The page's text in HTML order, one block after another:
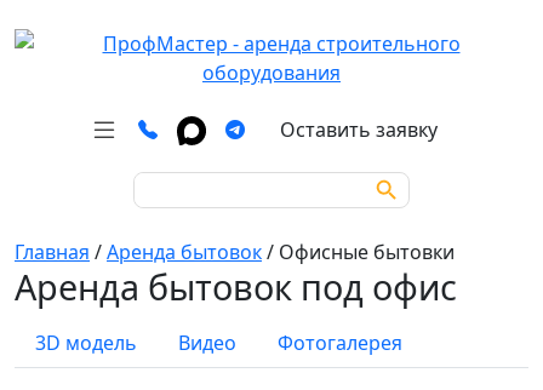
Search
for:
Search Button
Оставить заявку
Главная /Аренда бытовок/ Офисные бытовки
Аренда бытовок под офис
3D модель Видео Фотогалерея